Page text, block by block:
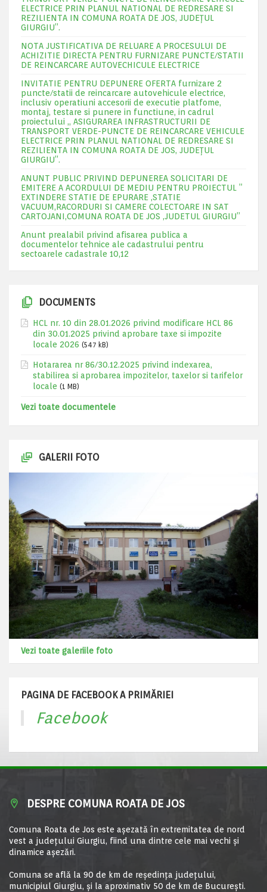
ELECTRICE PRIN PLANUL NATIONAL DE REDRESARE SI
REZILIENTA IN COMUNA ROATA DE JOS, JUDEŢUL
GIURGIU”.
NOTA JUSTIFICATIVA DE RELUARE A PROCESULUI DE
ACHIZITIE DIRECTA PENTRU FURNIZARE PUNCTE/STATII
DE REINCARCARE AUTOVECHICULE ELECTRICE
INVITATIE PENTRU DEPUNERE OFERTA furnizare 2
puncte/statii de reincarcare autovehicule electrice,
inclusiv operatiuni accesorii de executie platfome,
montaj, testare si punere in functiune, in cadrul
proiectului „ ASIGURAREA INFRASTRUCTURII DE
TRANSPORT VERDE-PUNCTE DE REINCARCARE VEHICULE
ELECTRICE PRIN PLANUL NATIONAL DE REDRESARE SI
REZILIENTA IN COMUNA ROATA DE JOS, JUDEŢUL
GIURGIU”.
ANUNT PUBLIC PRIVIND DEPUNEREA SOLICITARI DE
EMITERE A ACORDULUI DE MEDIU PENTRU PROIECTUL ”
EXTINDERE STATIE DE EPURARE ,STATIE
VACUUM,RACORDURI SI CAMERE COLECTOARE IN SAT
CARTOJANI,COMUNA ROATA DE JOS ,JUDETUL GIURGIU”
Anunt prealabil privind afisarea publica a
documentelor tehnice ale cadastrului pentru
sectoarele cadastrale 10,12
DOCUMENTS
HCL nr. 10 din 28.01.2026 privind modificare HCL 86
din 30.01.2025 privind aprobare taxe si impozite
locale 2026 (547 kB)
Hotararea nr 86/30.12.2025 privind indexarea,
stabilirea si aprobarea impozitelor, taxelor si tarifelor
locale (1 MB)
Vezi toate documentele
GALERII FOTO
Vezi toate galeriile foto
PAGINA DE FACEBOOK A PRIMĂRIEI
Facebook
DESPRE COMUNA ROATA DE JOS
Comuna Roata de Jos este aşezată în extremitatea de nord
vest a judeţului Giurgiu, fiind una dintre cele mai vechi şi
dinamice aşezări.
Comuna se află la 90 de km de reşedinţa judeţului,
municipiul Giurgiu, şi la aproximativ 50 de km de Bucureşti.